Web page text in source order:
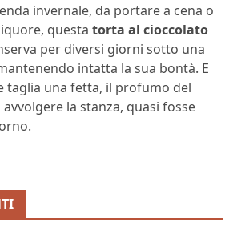
invernale, da portare a cena o
questa torta al cioccolato
per diversi giorni sotto una
intatta la sua bontà. E
taglia una fetta, il profumo del
la stanza, quasi fosse